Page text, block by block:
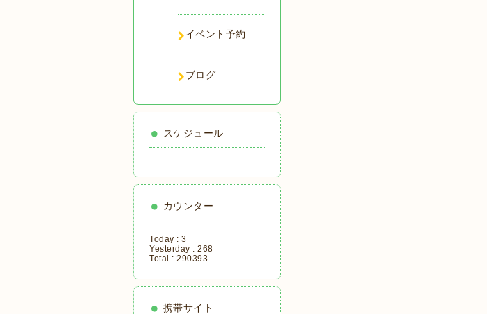
イベント予約
ブログ
スケジュール
カウンター
Today : 3
Yesterday : 268
Total : 290393
携帯サイト